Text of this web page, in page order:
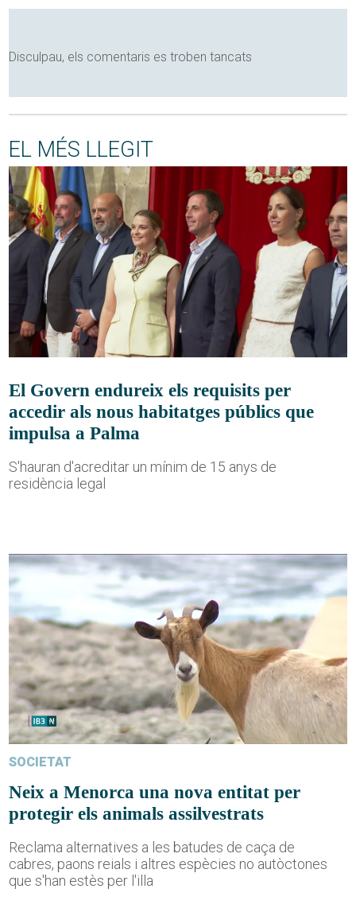
Disculpau, els comentaris es troben tancats
EL MÉS LLEGIT
El Govern endureix els requisits per
accedir als nous habitatges públics que
impulsa a Palma
S'hauran d'acreditar un mínim de 15 anys de
residència legal
SOCIETAT
Neix a Menorca una nova entitat per
protegir els animals assilvestrats
Reclama alternatives a les batudes de caça de
cabres, paons reials i altres espècies no autòctones
que s'han estès per l'illa